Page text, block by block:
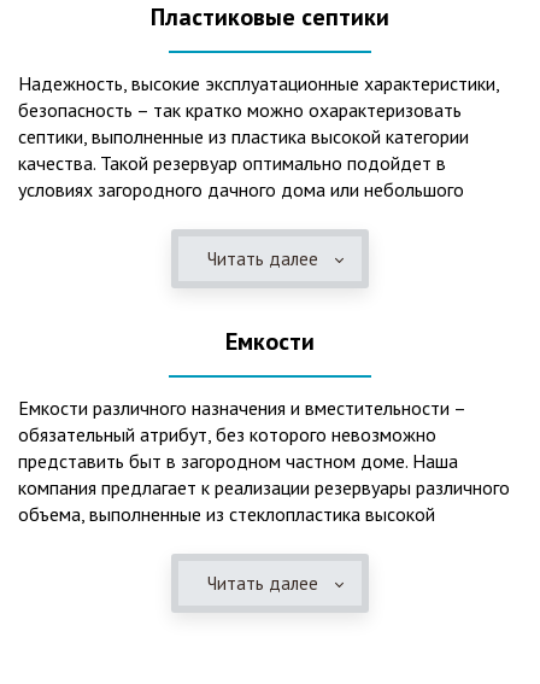
Пластиковые септики
Надежность, высокие эксплуатационные характеристики,
безопасность – так кратко можно охарактеризовать
септики, выполненные из пластика высокой категории
качества. Такой резервуар оптимально подойдет в
условиях загородного дачного дома или небольшого
механическая и биологическая очистка канализационных
Главная причина популярности пластиковых и
также отнести:
безупречное качество изготовления;
стойкость к высокому давлению грунта (даже в
ненаполненном состоянии);
полная герметичность, что гарантирует отсутствие
Читать далее
Емкости
Емкости различного назначения и вместительности –
обязательный атрибут, без которого невозможно
представить быт в загородном частном доме. Наша
компания предлагает к реализации резервуары различного
объема, выполненные из стеклопластика высокой
одна из основных сфер их практического использования –
это организация центров очистки, обустройство
Читать далее